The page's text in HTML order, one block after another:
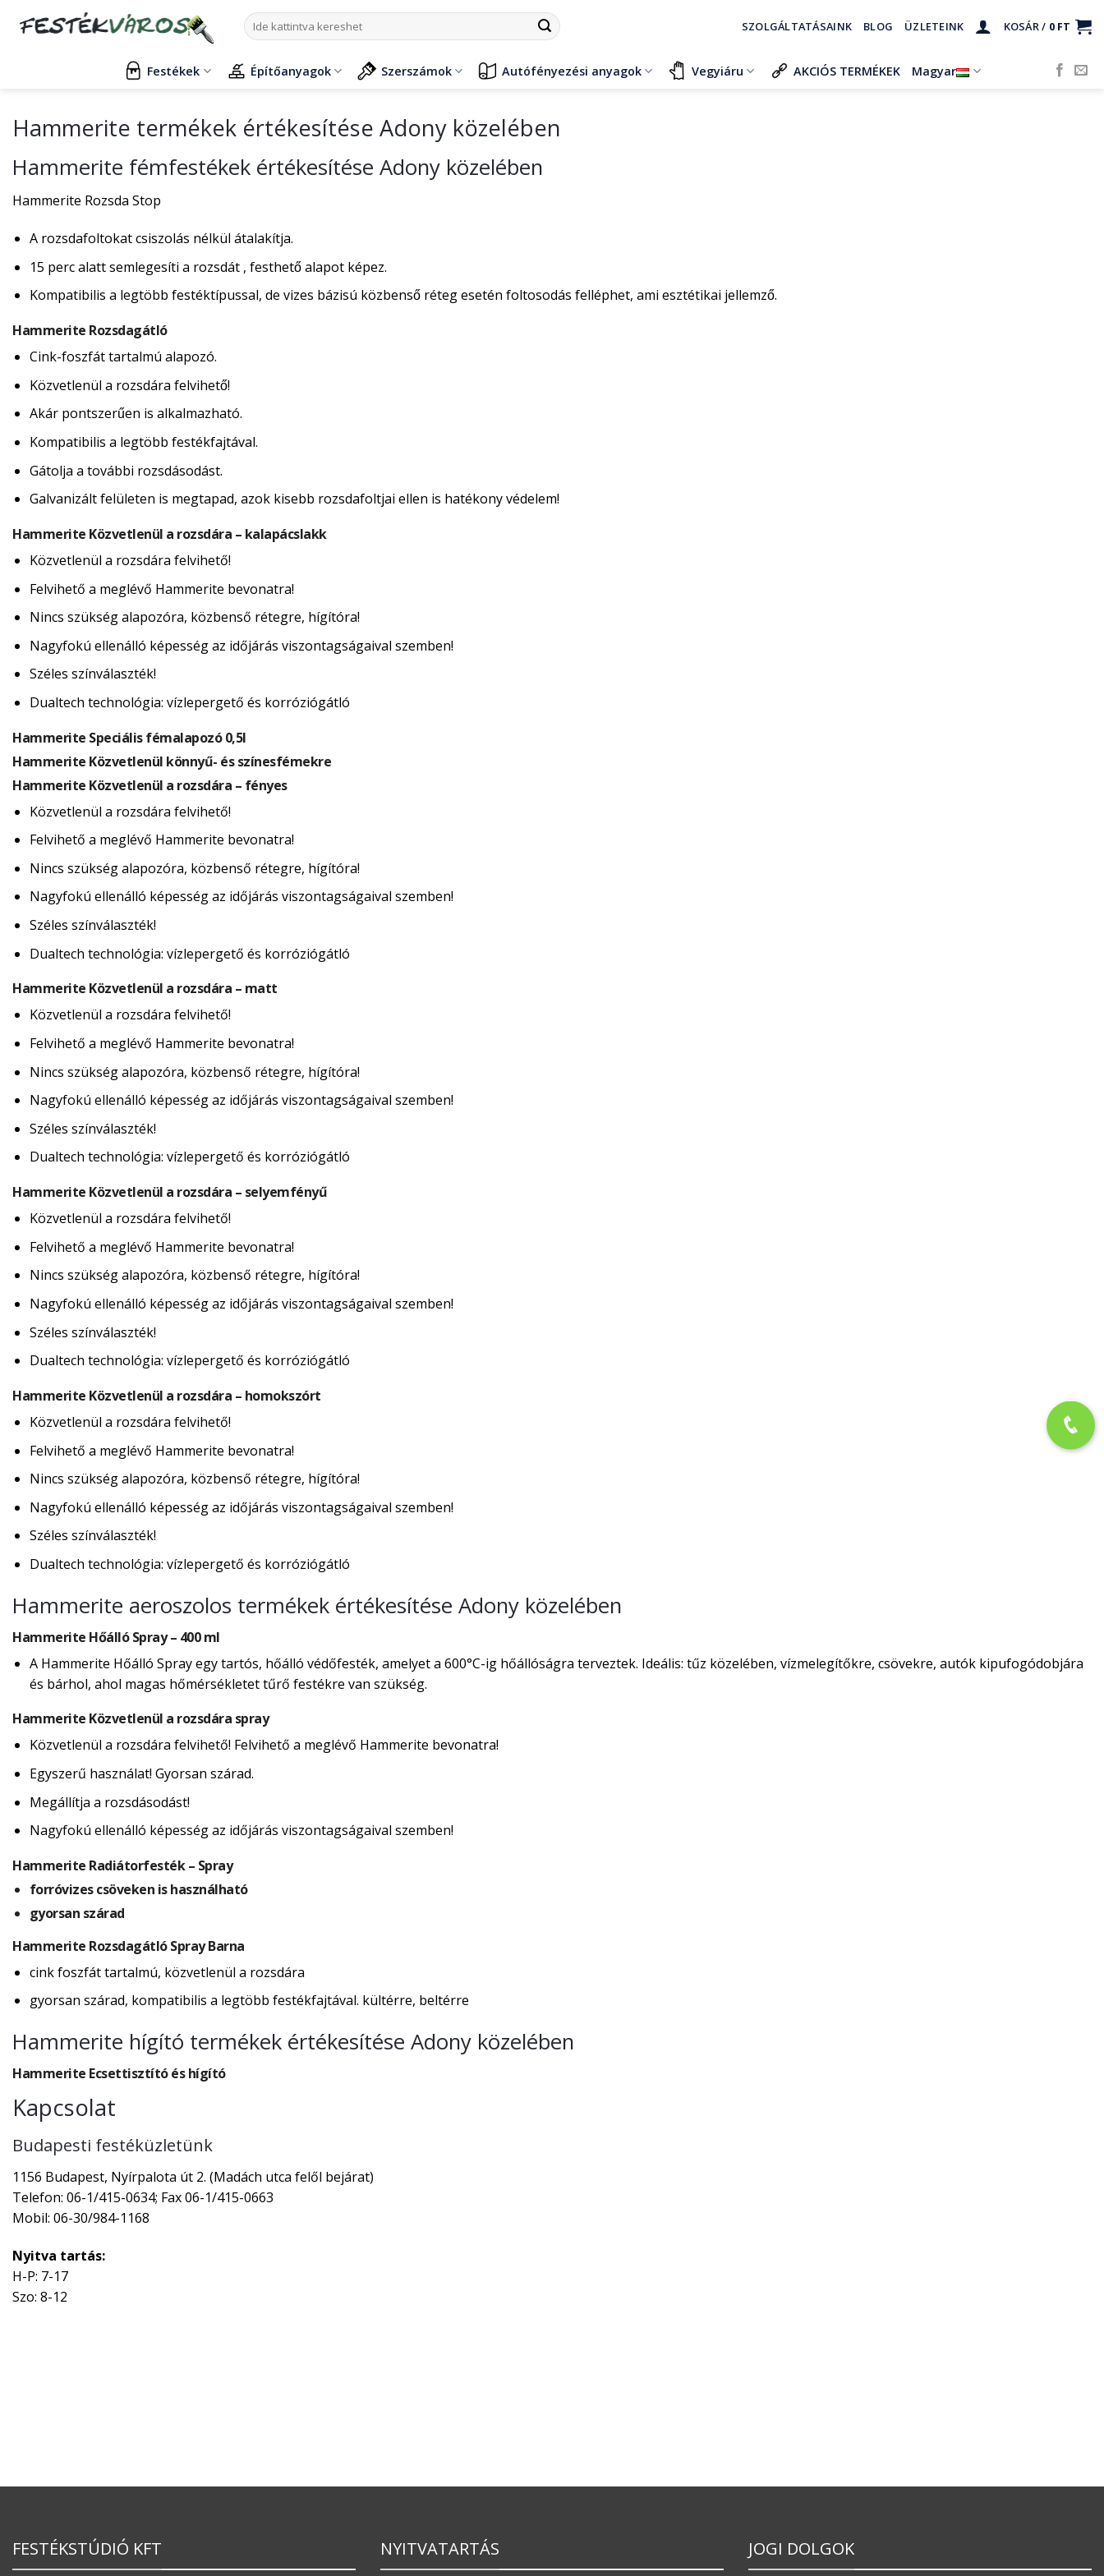
Keresés
a
SZOLGÁLTATÁSAINK BLOG ÜZLETEINK KOSÁR / 0 FT
Festékek Építőanyagok Szerszámok Autófényezési anyagok Vegyiáru AKCIÓS TERMÉKEK Magyar
Hammerite termékek értékesítése Adony közelében
Hammerite fémfestékek értékesítése Adony közelében
Hammerite Rozsda Stop
A rozsdafoltokat csiszolás nélkül átalakítja.
15 perc alatt semlegesíti a rozsdát , festhető alapot képez.
Kompatibilis a legtöbb festéktípussal, de vizes bázisú közbenső réteg esetén foltosodás felléphet, ami esztétikai jellemző.
Hammerite Rozsdagátló
Cink-foszfát tartalmú alapozó.
Közvetlenül a rozsdára felvihető!
Akár pontszerűen is alkalmazható.
Kompatibilis a legtöbb festékfajtával.
Gátolja a további rozsdásodást.
Galvanizált felületen is megtapad, azok kisebb rozsdafoltjai ellen is hatékony védelem!
Hammerite Közvetlenül a rozsdára – kalapácslakk
Közvetlenül a rozsdára felvihető!
Felvihető a meglévő Hammerite bevonatra!
Nincs szükség alapozóra, közbenső rétegre, hígítóra!
Nagyfokú ellenálló képesség az időjárás viszontagságaival szemben!
Széles színválaszték!
Dualtech technológia: vízlepergető és korróziógátló
Hammerite Speciális fémalapozó 0,5l
Hammerite Közvetlenül könnyű- és színesfémekre
Hammerite Közvetlenül a rozsdára – fényes
Közvetlenül a rozsdára felvihető!
Felvihető a meglévő Hammerite bevonatra!
Nincs szükség alapozóra, közbenső rétegre, hígítóra!
Nagyfokú ellenálló képesség az időjárás viszontagságaival szemben!
Széles színválaszték!
Dualtech technológia: vízlepergető és korróziógátló
Hammerite Közvetlenül a rozsdára – matt
Közvetlenül a rozsdára felvihető!
Felvihető a meglévő Hammerite bevonatra!
Nincs szükség alapozóra, közbenső rétegre, hígítóra!
Nagyfokú ellenálló képesség az időjárás viszontagságaival szemben!
Széles színválaszték!
Dualtech technológia: vízlepergető és korróziógátló
Hammerite Közvetlenül a rozsdára – selyemfényű
Közvetlenül a rozsdára felvihető!
Felvihető a meglévő Hammerite bevonatra!
Nincs szükség alapozóra, közbenső rétegre, hígítóra!
Nagyfokú ellenálló képesség az időjárás viszontagságaival szemben!
Széles színválaszték!
Dualtech technológia: vízlepergető és korróziógátló
Hammerite Közvetlenül a rozsdára – homokszórt
Közvetlenül a rozsdára felvihető!
Felvihető a meglévő Hammerite bevonatra!
Nincs szükség alapozóra, közbenső rétegre, hígítóra!
Nagyfokú ellenálló képesség az időjárás viszontagságaival szemben!
Széles színválaszték!
Dualtech technológia: vízlepergető és korróziógátló
Hammerite aeroszolos termékek értékesítése Adony közelében
Hammerite Hőálló Spray – 400 ml
A Hammerite Hőálló Spray egy tartós, hőálló védőfesték, amelyet a 600°C-ig hőállóságra terveztek. Ideális: tűz közelében, vízmelegítőkre, csövekre, autók kipufogódobjára
és bárhol, ahol magas hőmérsékletet tűrő festékre van szükség.
Hammerite Közvetlenül a rozsdára spray
Közvetlenül a rozsdára felvihető! Felvihető a meglévő Hammerite bevonatra!
Egyszerű használat! Gyorsan szárad.
Megállítja a rozsdásodást!
Nagyfokú ellenálló képesség az időjárás viszontagságaival szemben!
Hammerite Radiátorfesték – Spray
forróvizes csöveken is használható
gyorsan szárad
Hammerite Rozsdagátló Spray Barna
cink foszfát tartalmú, közvetlenül a rozsdára
gyorsan szárad, kompatibilis a legtöbb festékfajtával. kültérre, beltérre
Hammerite hígító termékek értékesítése Adony közelében
Hammerite Ecsettisztító és hígító
Kapcsolat
Budapesti festéküzletünk
1156 Budapest, Nyírpalota út 2. (Madách utca felől bejárat)
Telefon: 06-1/415-0634; Fax 06-1/415-0663
Mobil: 06-30/984-1168
Nyitva tartás:
H-P: 7-17
Szo: 8-12
FESTÉKSTÚDIÓ KFT NYITVATARTÁS JOGI DOLGOK